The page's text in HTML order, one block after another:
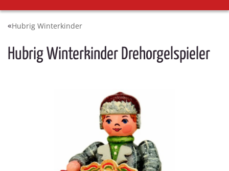
Hubrig Winterkinder
Hubrig Winterkinder Drehorgelspieler